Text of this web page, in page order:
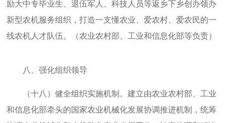
励大中专毕业生、退伍军人、科技人员等返乡下乡创办领办
新型农机服务组织，打造一支懂农业、爱农村、爱农民的一
线农机人才队伍。（农业农村部、工业和信息化部等负责）
八、强化组织领导
（十八）健全组织实施机制。建立由农业农村部、工业
和信息化部牵头的国家农业机械化发展协调推进机制，统筹